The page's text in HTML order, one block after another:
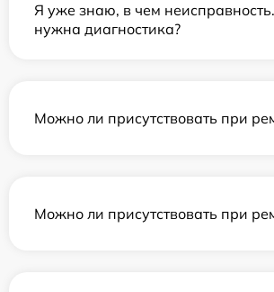
Я уже знаю, в чем
нужна диагностика?
Можно ли присутствовать при
Можно ли присутствовать при